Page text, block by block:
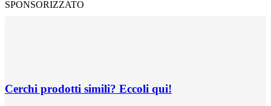
SPONSORIZZATO
Cerchi prodotti simili? Eccoli qui!